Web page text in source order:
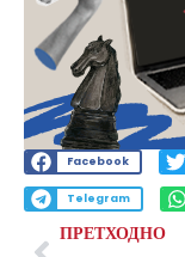
Facebook
Telegram
ПРЕТХОДНО